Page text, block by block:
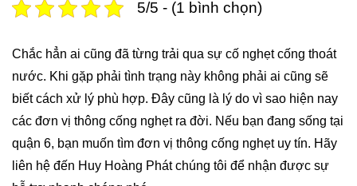
5/5 - (1 bình chọn)
Chắc hẳn ai cũng đã từng trải qua sự cố nghẹt cống thoát
nước. Khi gặp phải tình trạng này không phải ai cũng sẽ
biết cách xử lý phù hợp. Đây cũng là lý do vì sao hiện nay
các đơn vị thông cống nghẹt ra đời. Nếu bạn đang sống tại
quận 6, bạn muốn tìm đơn vị thông cống nghẹt uy tín. Hãy
liên hệ đến Huy Hoàng Phát chúng tôi để nhận được sự